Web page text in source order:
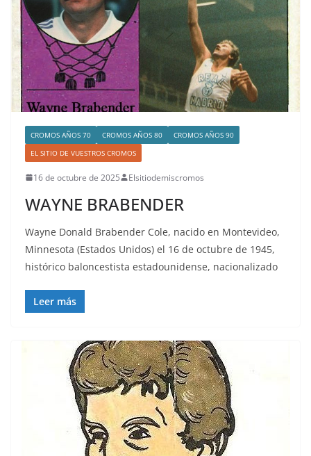
CROMOS AÑOS 70 CROMOS AÑOS 80
CROMOS AÑOS 90
EL SITIO DE VUESTROS CROMOS
16 de octubre de 2025 Elsitiodemiscromos
WAYNE BRABENDER
Wayne Donald Brabender Cole, nacido en Montevideo,
Minnesota (Estados Unidos) el 16 de octubre de 1945,
histórico baloncestista estadounidense, nacionalizado
Leer más